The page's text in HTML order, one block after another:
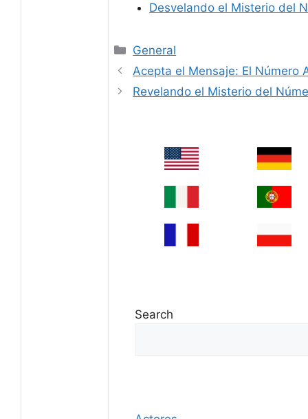
Desvelando el Misterio del
Categories
General
Acepta el Mensaje: El Número
Revelando el Misterio del
Search